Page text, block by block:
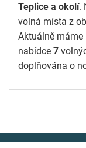
Teplice a okolí.
volná místa z
Aktuálně máme
nabídce 7
doplňována o